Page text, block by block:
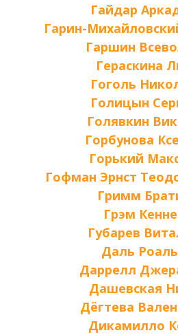
Гайдар
Гарин-
Гаршин
Гераскина
Гоголь
Голицын
Голявкин
Горбунова
Горький
Гофман Эрнст
Гримм
Грэм
Губарев
Даль
Даррелл
Дашевская
Дёгтева
Дикамилло